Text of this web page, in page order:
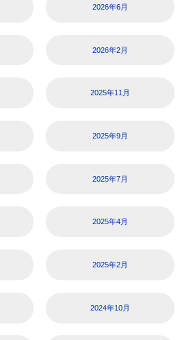
2026年6月
2026年2月
2025年11月
2025年9月
2025年7月
2025年4月
2025年2月
2024年10月